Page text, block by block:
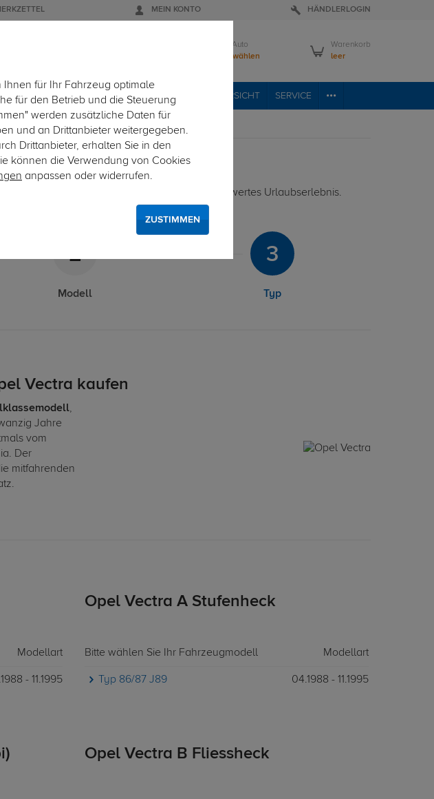
MEIN KONTO HÄNDLERLOGIN
Mein Auto
Bitte wählen
Warenkorb
leer
ZUBEHÖR EINBAUSERVICE FAHRZEUGÜBERSICHT SERVICE
in Ihrer Umgebung und ermöglicht ein unbeschwertes Urlaubserlebnis.
2
Modell
3
Typ
Vectra kaufen
,
Jahre
vom
Der
mitfahrenden
Modellart
- 11.1995
Opel Vectra A Stufenheck
Bitte wählen Sie Ihr Fahrzeugmodell Modellart
Typ 86/87 J89 04.1988 - 11.1995
Opel Vectra B Fliessheck
für Ihr Fahrzeug optimale
für den Betrieb und die Steuerung
werden zusätzliche Daten für
und an Drittanbieter weitergegeben.
Drittanbieter, erhalten Sie in den
können die Verwendung von Cookies
anpassen oder widerrufen.
ZUSTIMMEN